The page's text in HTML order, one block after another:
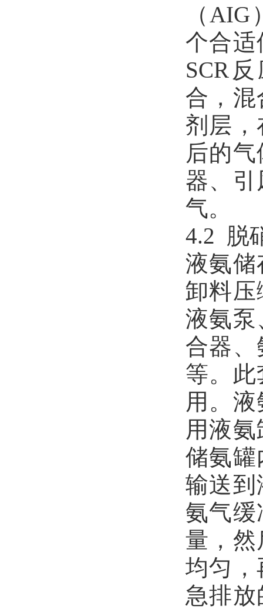
（
个合适
SCR
合，混
剂层，
后的
器、引
气。
4.2 脱
液氨储
卸料压
液氨泵
合器、
等。此
用。
用液
储氨罐
输送到
氨气缓
量，然
均匀，
急排